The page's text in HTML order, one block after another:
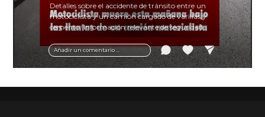
Añadir un comentario ...
Detalles sobre el accidente de tránsito entre un
motociclista y un camión cargado de varillas y
cemento. Información relevante de seguridad
vial y recomendaciones para motociclistas.